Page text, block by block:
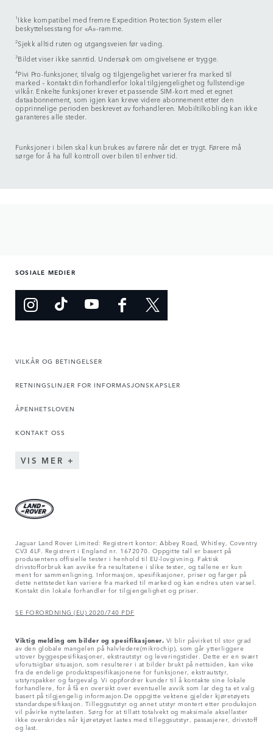
1 Ikke kompatibel med fremre Expedition Protection System eller
beskyttelsesstang for «A»-ramme.
2Sjekk alltid ruten og utgangsveien før vading.
3Bildet viser ikke sanntid. Undersøk om omgivelsene er trygge.
4Pivi Pro-funksjoner, tilvalg og tilgjengelighet varierer fra marked til
marked – kontakt din forhandlerfor lokal tilgjengelighet og fullstendige
vilkår. Enkelte funksjoner krever et passende SIM-kort med et egnet
dataabonnement, som igjen kan kreve videre abonnement etter den
opprinnelige perioden beskrevet av forhandleren. Mobiltilkobling kan ikke
garanteres alle steder.
Funksjoner i bilen skal kun brukes av førere når det er trygt. Førere må
sørge for å ha full kontroll over bilen til enhver tid.
SOSIALE MEDIER
VILKÅR OG BETINGELSER
RETNINGSLINJER FOR INFORMASJONSKAPSLER
ÅPENHETSLOVEN
KONTAKT OSS
VIS MER
Jaguar Land Rover Limited: Registrert kontor: Abbey Road, Whitley, Coventry
CV3 4LF. Registrert i England nr. 1672070. Oppgitte tall er basert på
produsentens offisielle tester i henhold til EU-lovgivning. Faktisk
drivstofforbruk kan avvike fra resultatene i slike tester, og tallene er kun
ment for sammenligning. Informasjon, spesifikasjoner, priser og farger på
dette nettstedet kan variere fra marked til marked og kan endres uten varsel.
Kontakt din lokale forhandler for tilgjengelighet og priser.
SE FORORDNING (EU) 2020/740 PDF
Viktig melding om bilder og spesifikasjoner. Vi blir påvirket til stor grad
av den globale mangelen på halvledere(mikrochip), som går ytterliggere
utover byggespesifikasjoner, ekstrautstyr og leveringstider. Dette er en svært
uforutsigbar situasjon, som resulterer i at bilder brukt på nettsiden, kan vike
fra de endelige produktspesifikasjonene for funksjoner, ekstrautstyr,
utstyrspakker og fargevalg. Vi oppfordrer kunder til å kontakte sine lokale
forhandlere, for å få en oversikt over eventuelle avvik som lar deg ta et valg
basert på tilgjengelig informasjon.De oppgitte vektene gjelder kjøretøyets
standardspesifikasjon. Tilleggsutstyr og annet utstyr montert etter produksjon
vil påvirke nyttelasten. Sørg for at tillatt totalvekt og maksimale aksellaster
ikke overskrides når kjøretøyet lastes med tilleggsutstyr, passasjerer, drivstoff
og last.